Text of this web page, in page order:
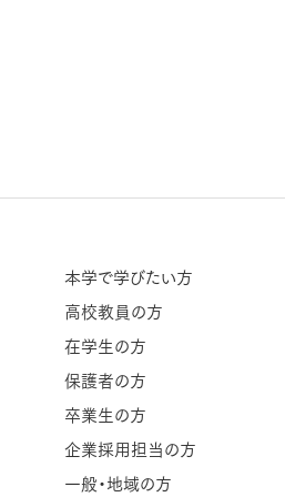
本学で学びたい方
高校教員の方
在学生の方
保護者の方
卒業生の方
企業採用担当の方
一般・地域の方